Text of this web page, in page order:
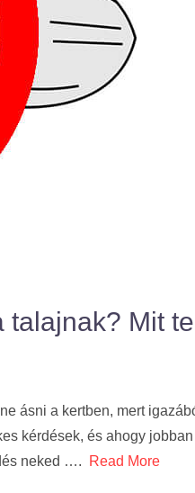
talajnak? Mit
ásni a kertben, mert
kérdések, és ahogy
neked ….
Read More